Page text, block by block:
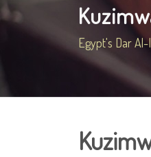
Egypt's Dar Al-